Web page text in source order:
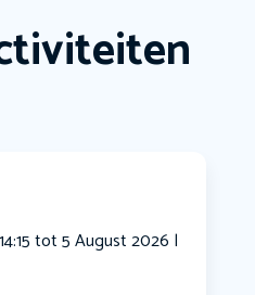
tot 5 August 2026 |